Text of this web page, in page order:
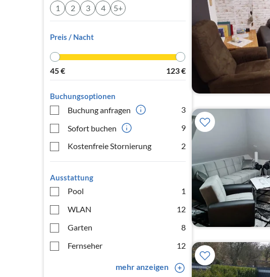
1 2 3 4 5+
Preis / Nacht
45€ 123€
Buchungsoptionen
Buchung anfragen
3
Sofort buchen
9
Kostenfreie Stornierung
2
Ausstattung
Pool
1
WLAN
12
Garten
8
Fernseher
12
mehr anzeigen